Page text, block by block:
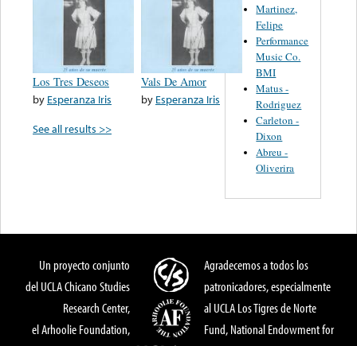
Los Tres Deseos
by Esperanza Iris
Vals De Amor
by Esperanza Iris
See all results >>
Martinez,
Felipe
Performance
Music Co.
BMI
Matus -
Rodriguez
Carleton -
Dixon
Abreu -
Oliverira
Un proyecto conjunto
del UCLA Chicano Studies
Research Center,
el Arhoolie Foundation,
Agradecemos a todos los
patronicadores, especialmente
al UCLA Los Tigres de Norte
Fund, National Endowment for